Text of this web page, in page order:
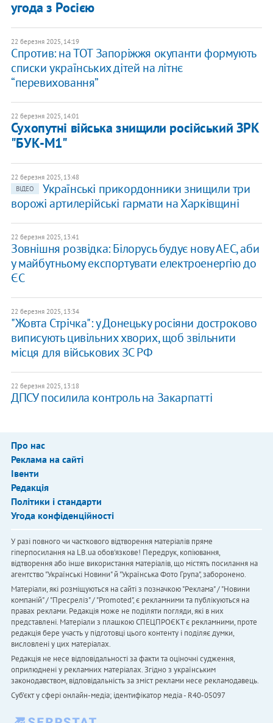
угода з Росією
22 березня 2025, 14:19
Спротив: на ТОТ Запоріжжя окупанти формують
списки українських дітей на літнє
“перевиховання”
22 березня 2025, 14:01
Сухопутні війська знищили російський ЗРК
"БУК-М1"
22 березня 2025, 13:48
ВІДЕО
Українські прикордонники знищили три
ворожі артилерійські гармати на Харківщині
22 березня 2025, 13:41
Зовнішня розвідка: Білорусь будує нову АЕС, аби
у майбутньому експортувати електроенергію до
ЄС
22 березня 2025, 13:34
"Жовта Стрічка": у Донецьку росіяни достроково
виписують цивільних хворих, щоб звільнити
місця для військових ЗС РФ
22 березня 2025, 13:18
ДПСУ посилила контроль на Закарпатті
Про нас
Реклама на сайті
Івенти
Редакція
Політики і стандарти
Угода конфіденційності
У разі повного чи часткового відтворення матеріалів пряме
гіперпосилання на LB.ua обов'язкове! Передрук, копіювання,
відтворення або інше використання матеріалів, що містять посилання на
агентство "Українськi Новини" й "Українська Фото Група", заборонено.
Матеріали, які розміщуються на сайті з позначкою "Реклама" / "Новини
компаній" / "Пресреліз" / "Promoted", є рекламними та публікуються на
правах реклами. Редакція може не поділяти погляди, які в них
представлені. Матеріали з плашкою СПЕЦПРОЄКТ є рекламними, проте
редакція бере участь у підготовці цього контенту і поділяє думки,
висловлені у цих матеріалах.
Редакція не несе відповідальності за факти та оціночні судження,
оприлюднені у рекламних матеріалах. Згідно з українським
законодавством, відповідальність за зміст реклами несе рекламодавець.
Cуб'єкт у сфері онлайн-медіа; ідентифікатор медіа - R40-05097